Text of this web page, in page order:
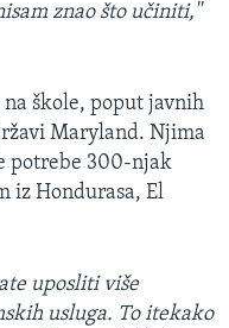
znao što učiniti,''
škole, poput javnih
Maryland. Njima
potrebe 300-njak
iz Hondurasa, El
uposliti više
usluga. To itekako